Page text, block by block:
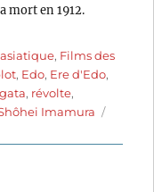
mort en 1912.
, Films des
, Edo, Ere d'Edo,
, révolte,
Imamura